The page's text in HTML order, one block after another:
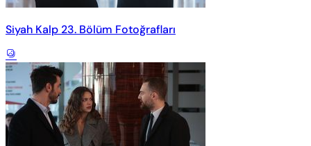
Siyah Kalp 23. Bölüm Fotoğrafları